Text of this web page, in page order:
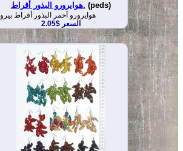
هوايرورو البذور أقراط. (peds)
هوايرورو أحمر البذور أقراط بيرو
السعر $2.05